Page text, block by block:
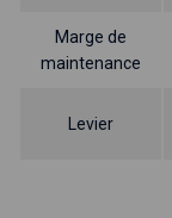
Marge de
maintenance
Levier